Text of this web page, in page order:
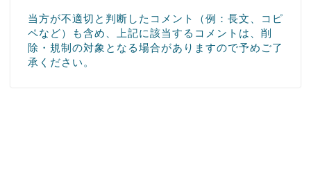
当方が不適切と判断したコメント（例：長文、コピ
ペなど）も含め、上記に該当するコメントは、削
除・規制の対象となる場合がありますので予めご了
承ください。